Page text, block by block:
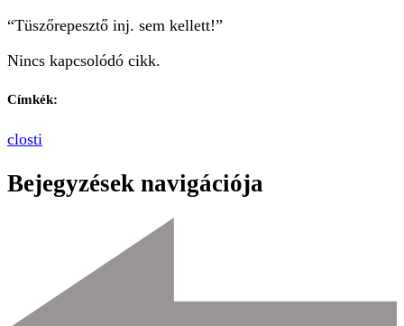
“Tüszőrepesztő inj. sem kellett!”
Nincs kapcsolódó cikk.
Címkék:
closti
Bejegyzések navigációja